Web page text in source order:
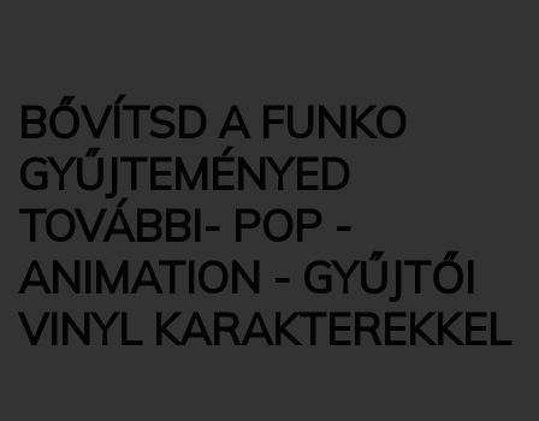
BŐVÍTSD A FUNKO
GYŰJTEMÉNYED
TOVÁBBI- POP -
ANIMATION - GYŰJTŐI
VINYL KARAKTEREKKEL